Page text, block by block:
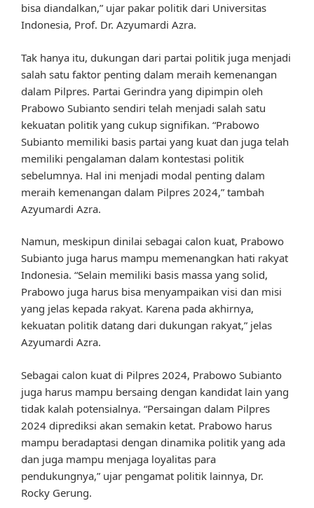
bisa diandalkan,” ujar pakar politik dari Universitas
Indonesia, Prof. Dr. Azyumardi Azra.
Tak hanya itu, dukungan dari partai politik juga menjadi
salah satu faktor penting dalam meraih kemenangan
dalam Pilpres. Partai Gerindra yang dipimpin oleh
Prabowo Subianto sendiri telah menjadi salah satu
kekuatan politik yang cukup signifikan. “Prabowo
Subianto memiliki basis partai yang kuat dan juga telah
memiliki pengalaman dalam kontestasi politik
sebelumnya. Hal ini menjadi modal penting dalam
meraih kemenangan dalam Pilpres 2024,” tambah
Azyumardi Azra.
Namun, meskipun dinilai sebagai calon kuat, Prabowo
Subianto juga harus mampu memenangkan hati rakyat
Indonesia. “Selain memiliki basis massa yang solid,
Prabowo juga harus bisa menyampaikan visi dan misi
yang jelas kepada rakyat. Karena pada akhirnya,
kekuatan politik datang dari dukungan rakyat,” jelas
Azyumardi Azra.
Sebagai calon kuat di Pilpres 2024, Prabowo Subianto
juga harus mampu bersaing dengan kandidat lain yang
tidak kalah potensialnya. “Persaingan dalam Pilpres
2024 diprediksi akan semakin ketat. Prabowo harus
mampu beradaptasi dengan dinamika politik yang ada
dan juga mampu menjaga loyalitas para
pendukungnya,” ujar pengamat politik lainnya, Dr.
Rocky Gerung.